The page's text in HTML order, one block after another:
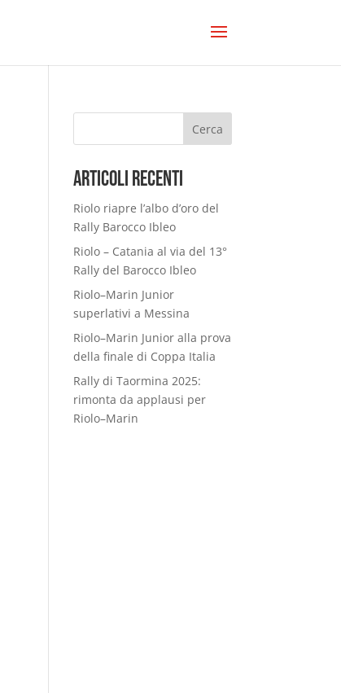
Cerca
Articoli Recenti
Riolo riapre l’albo d’oro del
Rally Barocco Ibleo
Riolo – Catania al via del 13°
Rally del Barocco Ibleo
Riolo–Marin Junior
superlativi a Messina
Riolo–Marin Junior alla prova
della finale di Coppa Italia
Rally di Taormina 2025:
rimonta da applausi per
Riolo–Marin